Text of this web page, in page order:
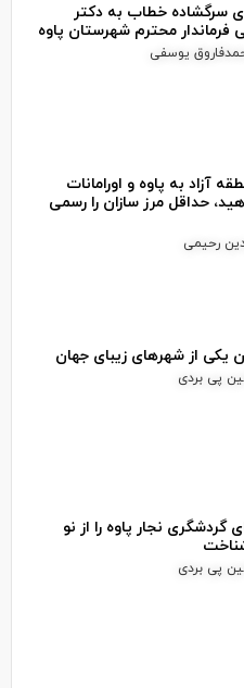
سرگشاده خطاب به دکتر
فرماندار محترم شهرستان پاوه
یوسفی
آزاد به پاوه و اورامانات
حداقل مرز سازان را رسمی
رحیمی
یکی از شهرهای زیبای جهان
پی بردی
گردشگری نجار پاوه را از نو
پی بردی